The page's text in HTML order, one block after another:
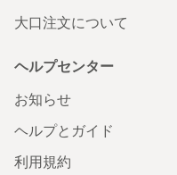
大口注文について
ヘルプセンター
お知らせ
ヘルプとガイド
利用規約